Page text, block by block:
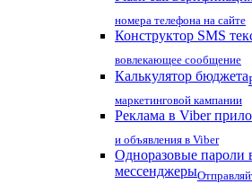
номера телефона на сайте
Конструктор SMS
вовлекающее сообщение
Калькулятор бюджета
маркетинговой кампании
Реклама в Viber
и объявления в Viber
Одноразовые пароли
мессенджеры